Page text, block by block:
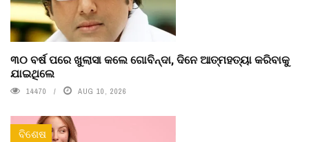
୩୦ ବର୍ଷ ପରେ ଖୁଲାସା କଲେ ଗୋବିନ୍ଦା, ଦିନେ ଆତ୍ମହତ୍ୟା କରିବାକୁ
ଯାଇଥିଲେ
14470 AUG 10, 2026
ବିଶେଷ